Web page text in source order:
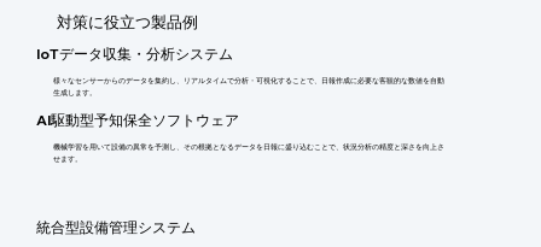
​対策に役立つ製品例
IoTデータ収集・分析システム
様々なセンサーからのデータを集約し、リアルタイムで分析・可視化することで、日報作成に必要な客観的な数値を自動
生成します。
AI駆動型予知保全ソフトウェア
機械学習を用いて設備の異常を予測し、その根拠となるデータを日報に盛り込むことで、状況分析の精度と深さを向上さ
せます。
統合型設備管理システム